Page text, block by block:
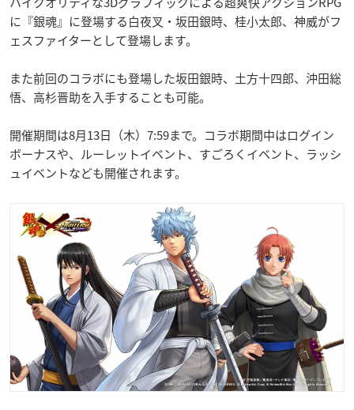
に『銀魂』に登場する白夜叉・坂田銀時、桂小太郎、神威がフ
ェスファイターとして登場します。
また前回のコラボにも登場した坂田銀時、土方十四郎、沖田総
悟、高杉晋助を入手することも可能。
開催期間は8月13日（木）7:59まで。コラボ期間中はログイン
ボーナスや、ルーレットイベント、すごろくイベント、ラッシ
ュイベントなども開催されます。